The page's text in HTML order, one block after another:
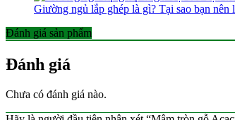
Giường ngủ lắp ghép là gì? Tại sao bạn nên
Đánh giá sản phẩm
Đánh giá
Chưa có đánh giá nào.